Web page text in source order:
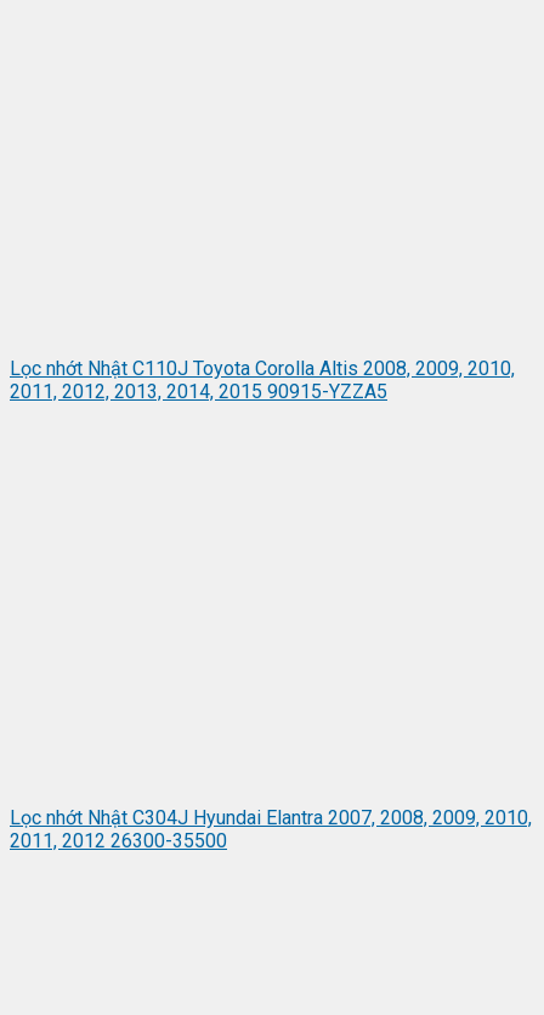
Lọc nhớt Nhật C110J Toyota Corolla Altis 2008, 2009, 2010,
2011, 2012, 2013, 2014, 2015 90915-YZZA5
Lọc nhớt Nhật C304J Hyundai Elantra 2007, 2008, 2009, 2010,
2011, 2012 26300-35500